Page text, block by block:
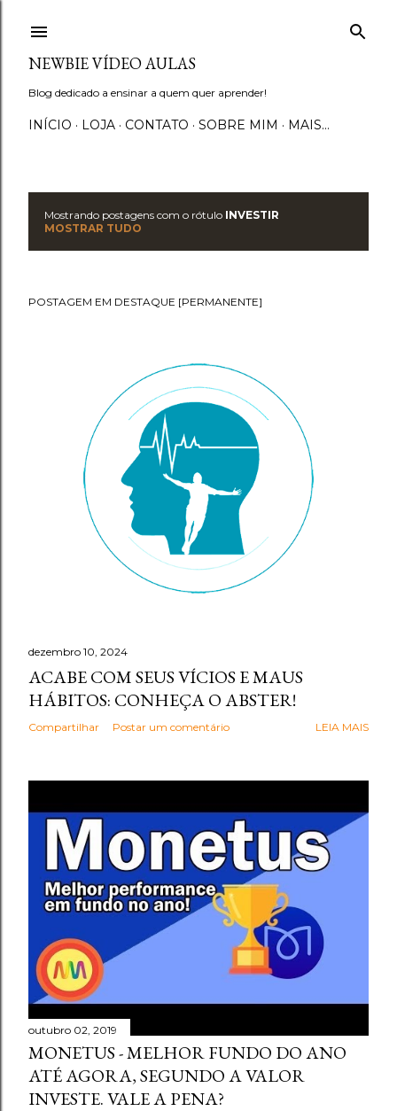
NEWBIE VÍDEO AULAS
Blog dedicado a ensinar a quem quer aprender!
INÍCIO LOJA CONTATO SOBRE MIM MAIS…
s
Mostrando postagens com o rótulo INVESTIR
MOSTRAR TUDO
POSTAGEM EM DESTAQUE [PERMANENTE]
dezembro 10, 2024
ACABE COM SEUS VÍCIOS E MAUS
HÁBITOS: CONHEÇA O ABSTER!
Compartilhar Postar um comentário LEIA MAIS
outubro 02, 2019
MONETUS - MELHOR FUNDO DO ANO
ATÉ AGORA, SEGUNDO A VALOR
INVESTE. VALE A PENA?